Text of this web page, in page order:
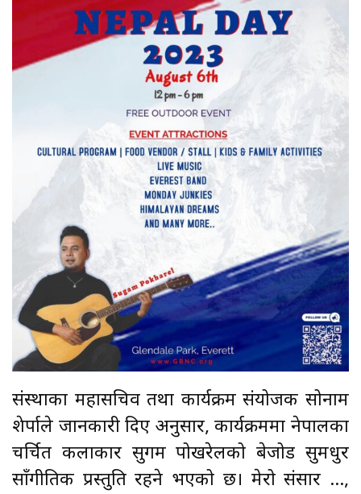
संस्थाका महासचिव तथा कार्यक्रम संयोजक सोनाम
शेर्पाले जानकारी दिए अनुसार, कार्यक्रममा नेपालका
चर्चित कलाकार सुगम पोखरेलको बेजोड सुमधुर
साँगीतिक प्रस्तुति रहने भएको छ। मेरो संसार …,